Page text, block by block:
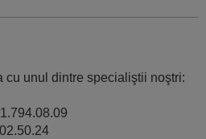
cu unul dintre specialiştii noştri: